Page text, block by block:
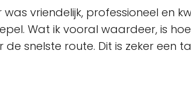
vriendelijk, professioneel en
Wat ik vooral waardeer, is
snelste route. Dit is zeker een